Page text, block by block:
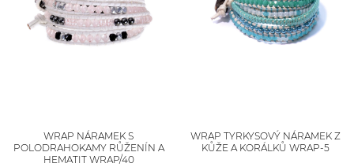
WRAP NÁRAMEK S
POLODRAHOKAMY RŮŽENÍN A
HEMATIT WRAP/40
WRAP TYRKYSOVÝ NÁRAMEK Z
KŮŽE A KORÁLKŮ WRAP-5